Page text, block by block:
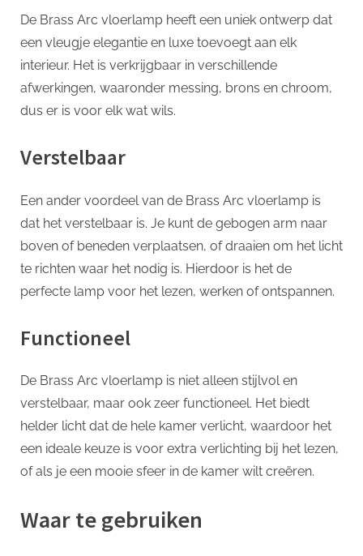
De Brass Arc vloerlamp heeft een uniek ontwerp dat
een vleugje elegantie en luxe toevoegt aan elk
interieur. Het is verkrijgbaar in verschillende
afwerkingen, waaronder messing, brons en chroom,
dus er is voor elk wat wils.
Verstelbaar
Een ander voordeel van de Brass Arc vloerlamp is
dat het verstelbaar is. Je kunt de gebogen arm naar
boven of beneden verplaatsen, of draaien om het licht
te richten waar het nodig is. Hierdoor is het de
perfecte lamp voor het lezen, werken of ontspannen.
Functioneel
De Brass Arc vloerlamp is niet alleen stijlvol en
verstelbaar, maar ook zeer functioneel. Het biedt
helder licht dat de hele kamer verlicht, waardoor het
een ideale keuze is voor extra verlichting bij het lezen,
of als je een mooie sfeer in de kamer wilt creëren.
Waar te gebruiken